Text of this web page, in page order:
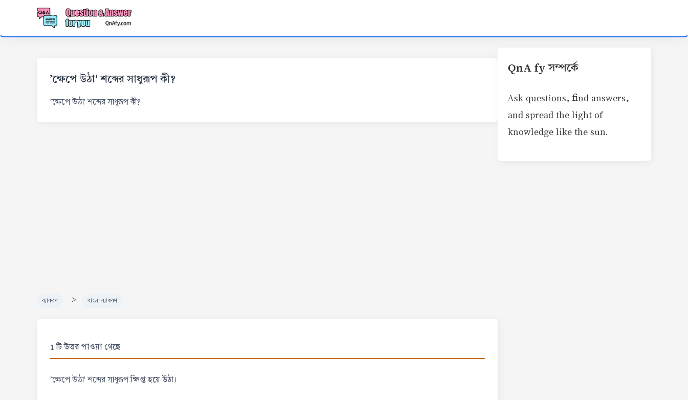
'ক্ষেপে উঠা' শব্দের সাধুরূপ কী?
'ক্ষেপে উঠা' শব্দের সাধুরূপ কী?
ব্যাকরণ > বাংলা ব্যাকরণ
1 টি উত্তর পাওয়া গেছে
'ক্ষেপে উঠা' শব্দের সাধুরূপক্ষিপ্ত হয়ে উঠা।
QnA fy সম্পর্কে
Ask questions, find answers,
and spread the light of
knowledge like the sun.